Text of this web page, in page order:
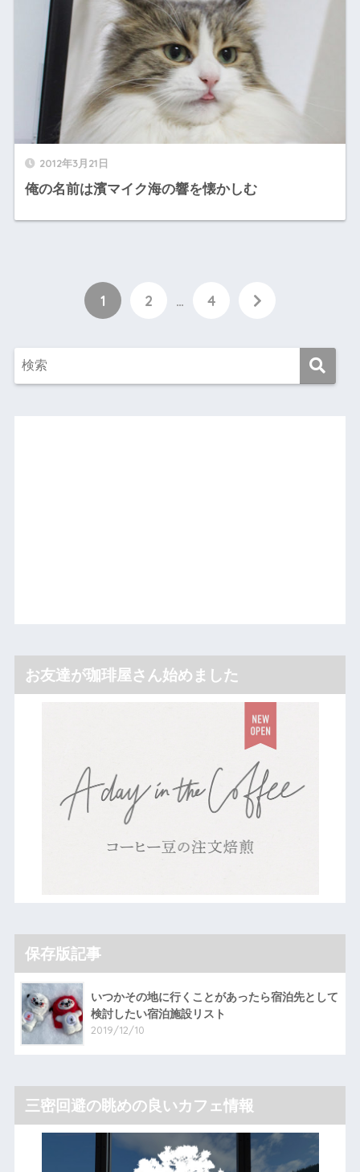
2012年3月21日
俺の名前は濱マイク海の響を懐かしむ
1 2 … 4
お友達が珈琲屋さん始めました
保存版記事
いつかその地に行くことがあったら宿泊先として
検討したい宿泊施設リスト
2019/12/10
三密回避の眺めの良いカフェ情報